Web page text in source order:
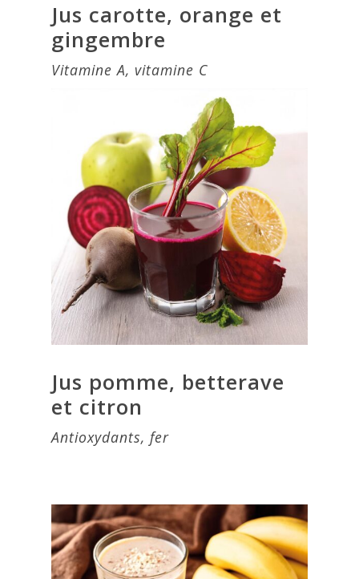
Jus carotte, orange et
gingembre
Vitamine A, vitamine C
Jus pomme, betterave
et citron
Antioxydants, fer